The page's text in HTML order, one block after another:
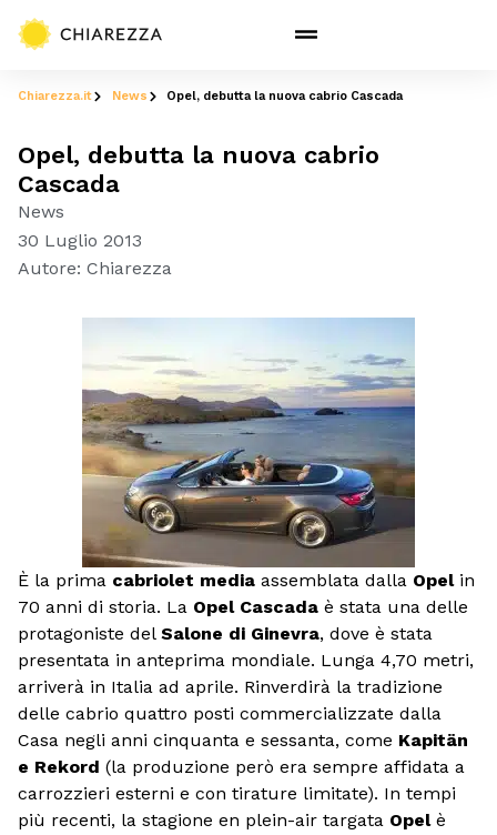
Chiarezza.it News Opel, debutta la nuova cabrio Cascada
Opel, debutta la nuova cabrio
Cascada
News
30 Luglio 2013
Autore: Chiarezza
È la prima cabriolet media assemblata dalla Opelin
70 anni di storia. La Opel Cascada è stata una delle
protagoniste del Salone di Ginevra, dove è stata
presentata in anteprima mondiale. Lunga 4,70 metri,
arriverà in Italia ad aprile. Rinverdirà la tradizione
delle cabrio quattro posti commercializzate dalla
Casa negli anni cinquanta e sessanta, come Kapitän
e Rekord (la produzione però era sempre affidata a
carrozzieri esterni e con tirature limitate). In tempi
più recenti, la stagione en plein-air targata Opelè